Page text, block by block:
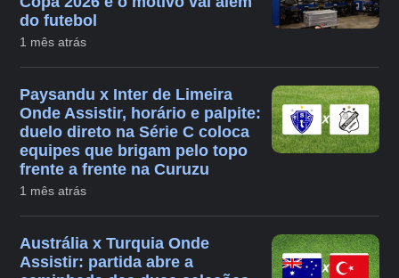
do futebol
1 mês atrás
Paysandu x Inter de Limeira
Onde Assistir, horário e palpite:
duelo direto na Série C coloca
equipes que brigam pelo topo
frente a frente na Curuzu
1 mês atrás
Austrália x Turquia Onde
Assistir: partida abre a